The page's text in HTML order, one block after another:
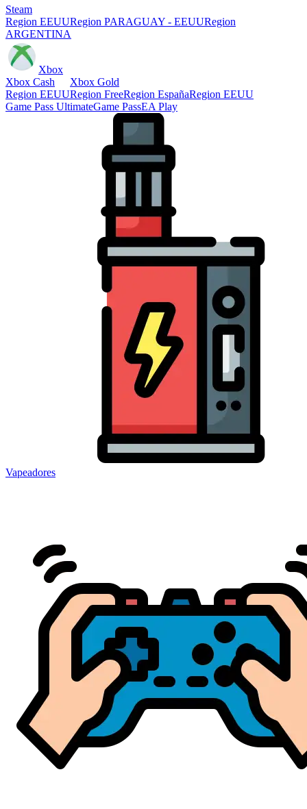
Steam
Region EEUURegion PARAGUAY - EEUURegion
ARGENTINA
Xbox
Xbox Cash
Region EEUU
Xbox Gold
Region FreeRegion EspañaRegion EEUU
Game Pass UltimateGame PassEA Play
Vapeadores